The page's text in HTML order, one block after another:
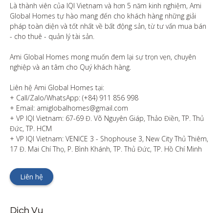
Là thành viên của IQI Vietnam và hơn 5 năm kinh nghiệm, Ami
Global Homes tự hào mang đến cho khách hàng những giải
pháp toàn diện và tốt nhất về bất động sản, từ tư vấn mua bán
- cho thuê - quản lý tài sản.
Ami Global Homes mong muốn đem lại sự trọn vẹn, chuyên
nghiệp và an tâm cho Quý khách hàng.
Liên hệ Ami Global Homes tại:
+ Call/Zalo/WhatsApp: (+84) 911 856 998
+ Email: amiglobalhomes@gmail.com
+ VP IQI Vietnam: 67-69 Đ. Võ Nguyên Giáp, Thảo Điền, TP. Thủ
Đức, TP. HCM
+ VP IQI Vietnam: VENICE 3 - Shophouse 3, New City Thủ Thiêm,
17 Đ. Mai Chí Thọ, P. Bình Khánh, TP. Thủ Đức, TP. Hồ Chí Minh
Liên hệ
Dịch Vụ